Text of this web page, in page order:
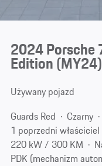
2024 Porsche
Edition (MY24)
Używany pojazd
Guards Red
Czarny
1 poprzedni właściciel
220 kW / 300 KM
PDK (mechanizm